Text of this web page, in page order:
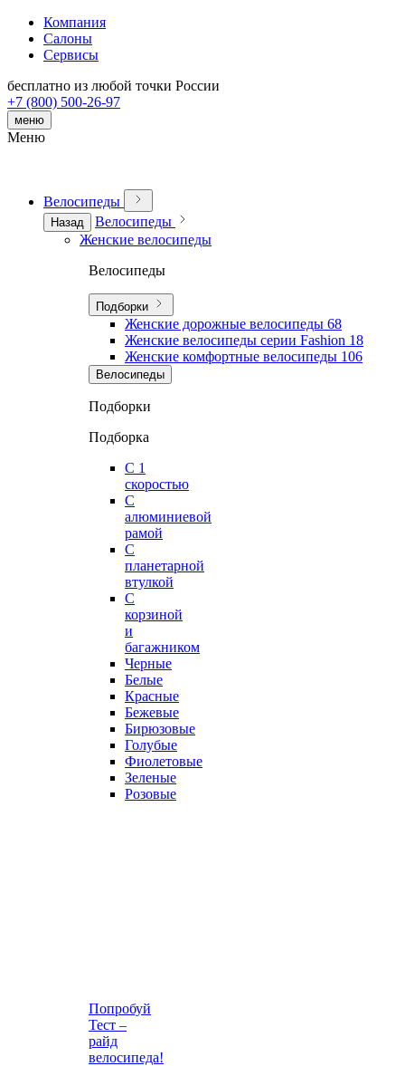
Компания
Салоны
Сервисы
бесплатно из любой точки России
+7 (800) 500-26-97
меню
Меню
Велосипеды
Назад
Велосипеды
Женские велосипеды
Велосипеды
Подборки
Женские дорожные велосипеды 68
Женские велосипеды серии Fashion 18
Женские комфортные велосипеды 106
Велосипеды
Подборки
Подборка
С 1
скоростью
С
алюминиевой
рамой
С
планетарной
втулкой
С
корзиной
и
багажником
Черные
Белые
Красные
Бежевые
Бирюзовые
Голубые
Фиолетовые
Зеленые
Розовые
Попробуй
Тест –
райд
велосипеда!